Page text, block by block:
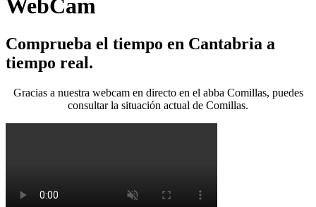
WebCam
Comprueba el tiempo en Cantabria a
tiempo real.
Gracias a nuestra webcam en directo en el abba Comillas, puedes
consultar la situación actual de Comillas.